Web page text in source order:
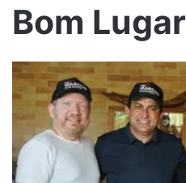
Bom Lugar